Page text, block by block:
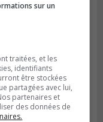
Cristal était
sur un
traitées, et les
identifiants
être stockées
partagées avec lui,
partenaires et
des données de